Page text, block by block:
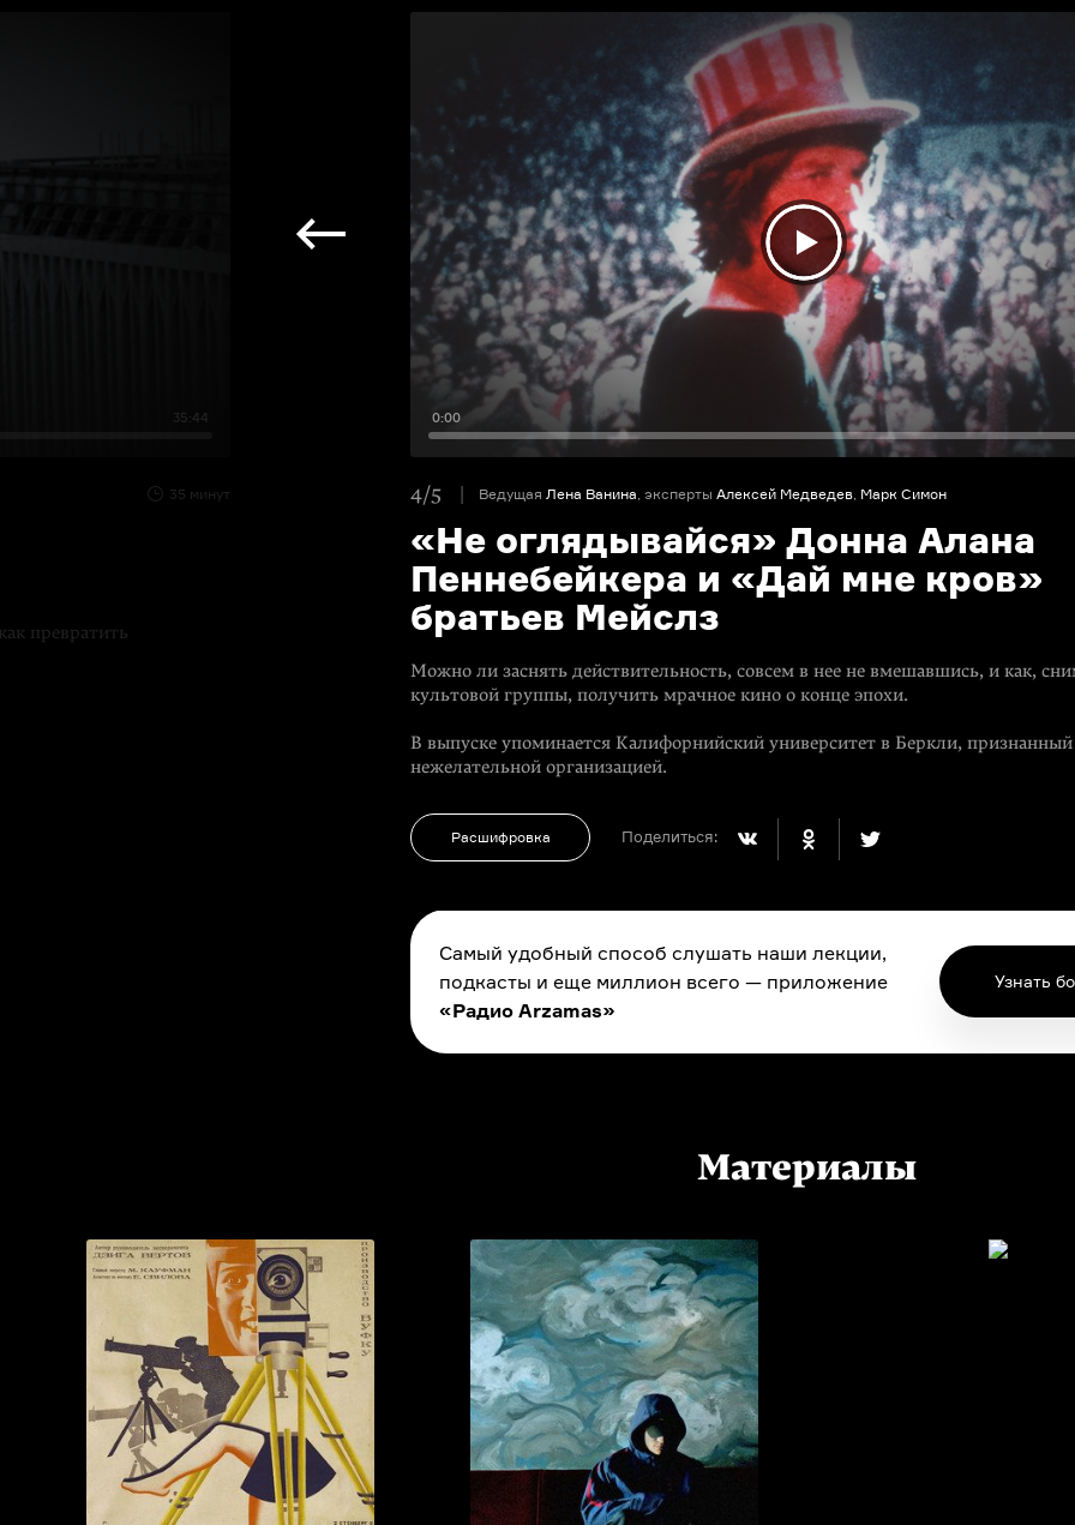
35:44
35 минут
превратить
0:00
4/5 Ведущая Лена Ванина, эксперты Алексей Медведев, Марк Симон
«Не оглядывайся» Донна Алана
Пеннебейкера и «Дай мне кров»
братьев Мейслз
Можно ли заснять действительность, совсем в нее не вмешавшись, и как,
культовой группы, получить мрачное кино о конце эпохи.
В выпуске упоминается Калифорнийский университет в Беркли, признанный
нежелательной организацией.
Расшифровка Поделиться:
Самый удобный способ слушать наши лекции,
подкасты и еще миллион всего — приложение
«Радио Arzamas»
Узнать
Материалы